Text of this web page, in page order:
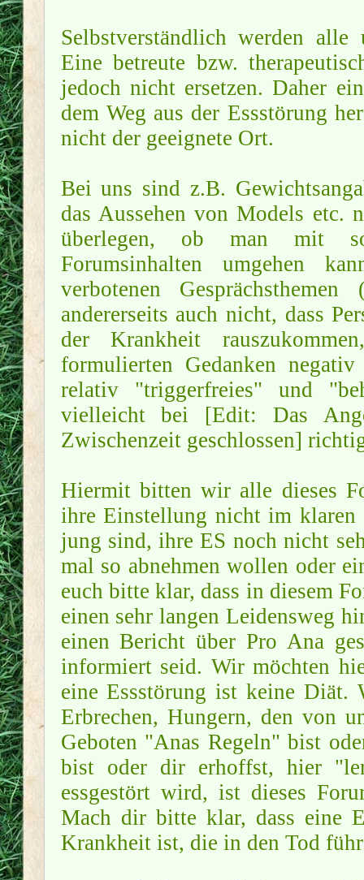
Selbstverständlich werden
Eine betreute bzw.
jedoch nicht ersetzen. Daher
dem Weg aus der Essstörung
nicht der geeignete Ort.
Bei uns sind z.B.
das Aussehen von Models etc.
überlegen, ob man mit
Forumsinhalten umgehen
verbotenen
andererseits auch nicht, dass
der Krankheit
formulierten Gedanken
relativ "triggerfreies" und
vielleicht bei [Edit: Das
Zwischenzeit geschlossen]
Hiermit bitten wir alle dieses
ihre Einstellung nicht im klaren
jung sind, ihre ES noch nicht
mal so abnehmen wollen oder
euch bitte klar, dass in diesem
einen sehr langen Leidensweg
einen Bericht über Pro Ana
informiert seid. Wir möchten
eine Essstörung ist keine Diät.
Erbrechen, Hungern, den von
Geboten "Anas Regeln" bist
bist oder dir erhoffst, hier
essgestört wird, ist dieses
Mach dir bitte klar, dass eine
Krankheit ist, die in den Tod